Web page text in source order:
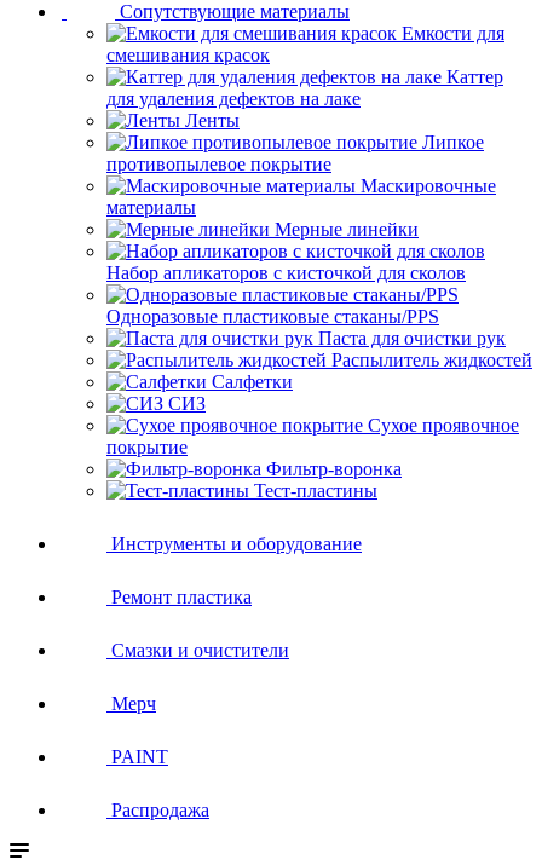
Сопутствующие материалы
Емкости для
смешивания красок
Каттер
для удаления дефектов на лаке
Ленты
Липкое
противопылевое покрытие
Маскировочные
материалы
Мерные линейки
Набор апликаторов с кисточкой для сколов
Одноразовые пластиковые стаканы/PPS
Паста для очистки рук
Распылитель жидкостей
Салфетки
СИЗ
Сухое проявочное
покрытие
Фильтр-воронка
Тест-пластины
Инструменты и оборудование
Ремонт пластика
Смазки и очистители
Мерч
PAINT
Распродажа